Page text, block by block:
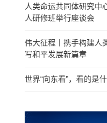
人类命运共同体研究中
人研修班举行座谈会
伟大征程丨携手构建人
写和平发展新篇章
世界“向东看”，看的是